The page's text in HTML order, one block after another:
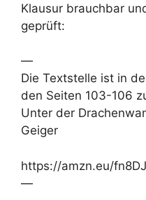
Klausur brauchbar
geprüft:
—
Die Textstelle ist in
den Seiten 103-106
Unter der
Geiger
https://amzn.eu/
—